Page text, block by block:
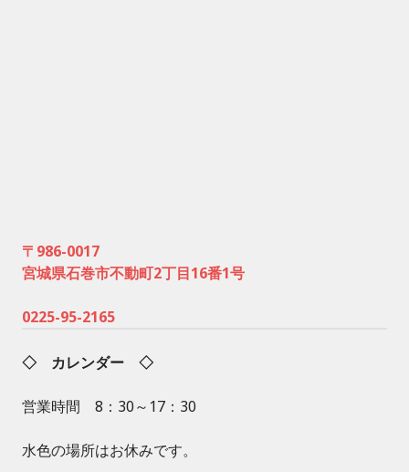
〒986-0017
宮城県石巻市不動町2丁目16番1号
0225-95-2165
◇ カレンダー ◇
営業時間 8：30～17：30
水色の場所はお休みです。